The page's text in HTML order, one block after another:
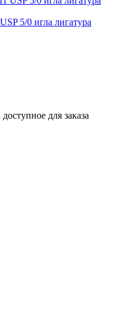
5/0 игла лигатура
для заказа